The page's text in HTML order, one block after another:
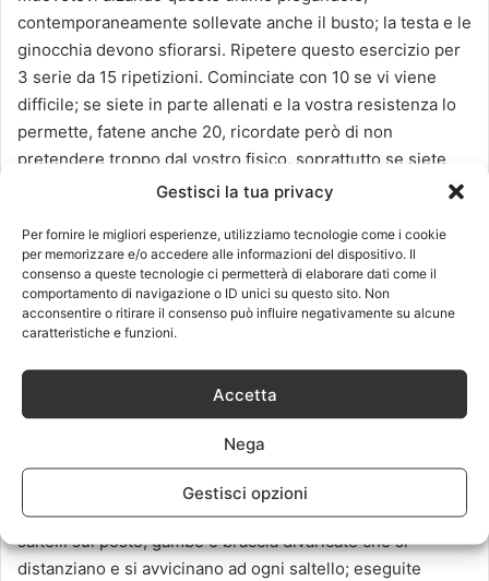
Gestisci la tua privacy
Per fornire le migliori esperienze, utilizziamo tecnologie come i cookie
per memorizzare e/o accedere alle informazioni del dispositivo. Il
consenso a queste tecnologie ci permetterà di elaborare dati come il
comportamento di navigazione o ID unici su questo sito. Non
acconsentire o ritirare il consenso può influire negativamente su alcune
caratteristiche e funzioni.
Accetta
Nega
Gestisci opzioni
contemporaneamente sollevate anche il busto; la testa e le
ginocchia devono sfiorarsi. Ripetere questo esercizio per
3 serie da 15 ripetizioni. Cominciate con 10 se vi viene
difficile; se siete in parte allenati e la vostra resistenza lo
permette, fatene anche 20, ricordate però di non
pretendere troppo dal vostro fisico, soprattutto se siete
fermi da tanto tempo.
Questo è un esercizio che fa lavorare gambe e addominali:
sdraiati a terra, solleva le gambe e fletti un po’ le
ginocchia; svolgi l’esercizio sollevando il busto e
mantienilo in questa posizione contratta; muovi le gambe
poi la sinistra. Alleni le cosce e al contempo anche gli
addominali bassi. Mantieni per circa 10 secondi; allenati e
Con il seguente esercizio si torna allo sforzo aerobico:
saltelli sul posto, gambe e braccia divaricate che si
distanziano e si avvicinano ad ogni saltello; eseguite